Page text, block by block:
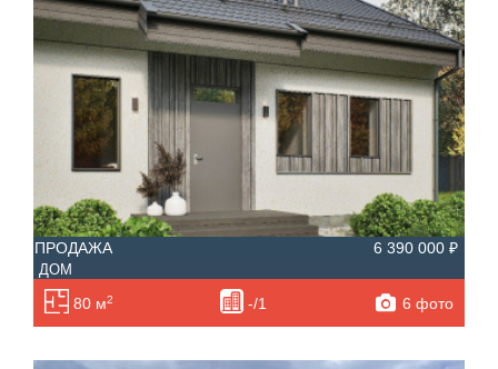
ПРОДАЖА 6 390 000 ₽
ДОМ
80 м2 -/1 6 фото